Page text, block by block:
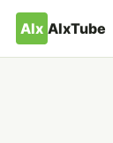
AIx AIxTube